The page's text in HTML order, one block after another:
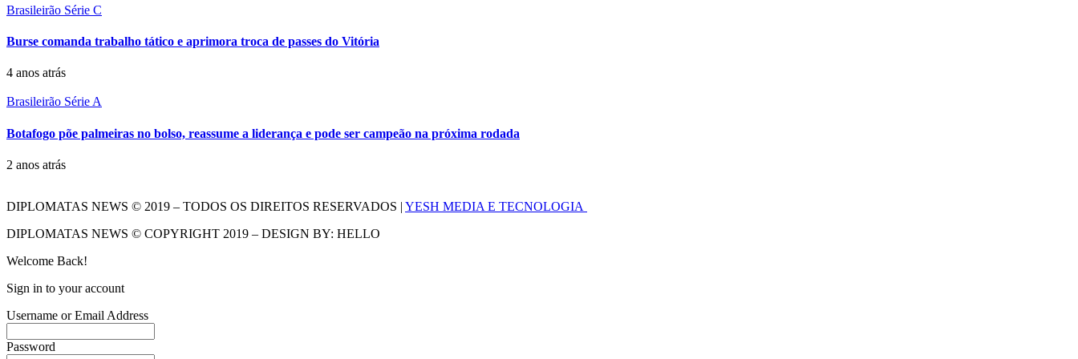
Brasileirão Série C
Burse comanda trabalho tático e aprimora troca de passes do Vitória
4 anos atrás
Brasileirão Série A
Botafogo põe palmeiras no bolso, reassume a liderança e pode ser campeão na próxima rodada
2 anos atrás
DIPLOMATAS NEWS © 2019 – TODOS OS DIREITOS RESERVADOS | YESH MEDIA E TECNOLOGIA
DIPLOMATAS NEWS © COPYRIGHT 2019 – DESIGN BY: HELLO
Welcome Back!
Sign in to your account
Username or Email Address
Password